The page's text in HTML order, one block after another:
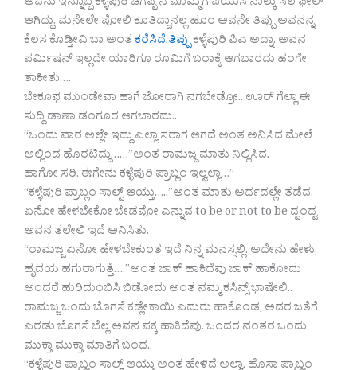
ಅವನು ಇನ್ನೊಬ್ಬ ಕಳ್ಳೆಪುರಿ ಚಿಗಪ್ಪ ನ ಮೊಮ್ಮಗ ಪಿಯುಸಿ ನಾಲ್ಕು ಸಲ ಫೇಲ್
ಆಗಿದ್ದು, ಮನೇಲೇ ಪೋಲಿ ಕೂತಿದ್ದಾನಲ್ಲ ಹೂಂ ಅವನೇ ತಿಪ್ಪು ಅವನನ್ನ
ಕೆಲಸ ಕೊಡ್ತೀವಿ ಬಾ ಅಂತಕರೆಸಿದೆ.ತಿಪ್ಪುಕಳ್ಳೆಪುರಿ ಪಿಎ ಅದ್ನಾ. ಅವನ
ಪರ್ಮಿಷನ್ ಇಲ್ಲದೇ ಯಾರಿಗೂ ರೂಮಿಗೆ ಬರಾಕ್ಕೆ ಆಗಬಾರದು ಹಂಗೇ
ತಾಕೀತು….
ಬೇಕೂಫ ಮುಂಡೇವಾ ಹಾಗೆ ಜೋರಾಗಿ ನಗಬೇಡ್ರೋ.. ಊರ್ ಗೆಲ್ಲಾ ಈ
ಸುದ್ದಿ ಡಾಣಾ ಡಂಗೂರ ಆಗಬಾರದು..
“ಒಂದು ವಾರ ಅಲ್ಲೇ ಇದ್ದು ಎಲ್ಲಾ ಸರಾಗ ಆಗದೆ ಅಂತ ಅನಿಸಿದ ಮೇಲೆ
ಅಲ್ಲಿಂದ ಹೊರಟಿದ್ದು……”ಅಂತ ರಾಮಜ್ಜ ಮಾತು ನಿಲ್ಲಿಸಿದ.
ಹಾಗೋ ಸರಿ. ಈಗೇನು ಕಳ್ಳೆಪುರಿ ಪ್ರಾಬ್ಲಂ ಇಲ್ವಲ್ಲಾ…”
“ಕಳ್ಳೆಪುರಿ ಪ್ರಾಬ್ಲಂ ಸಾಲ್ವ್ ಆಯ್ತು…..”ಅಂತ ಮಾತು ಅರ್ಧದಲ್ಲೇ ತಡೆದ.
ಏನೋ ಹೇಳಬೇಕೋ ಬೇಡವೋ ಎನ್ನುವ to be or not to be ದ್ವಂದ್ವ
ಅವನ ತಲೇಲಿ ಇದೆ ಅನಿಸಿತು.
“ರಾಮಜ್ಜ ಏನೋ ಹೇಳಬೇಕುಂತ ಇದೆ ನಿನ್ನ ಮನಸ್ಸಲ್ಲಿ. ಅದೇನು ಹೇಳು,
ಹೃದಯ ಹಗುರಾಗುತ್ತೆ….”ಅಂತ ಜಾಕ್ ಹಾಕಿದೆವು ಜಾಕ್ ಹಾಕೋದು
ಅಂದರೆ ಹುರಿದುಂಬಿಸಿ ಬಿಡೋದು ಅಂತ ನಮ್ಮ ಕಸಿನ್ಸ್ ಭಾಷೇಲಿ..
ರಾಮಜ್ಜ ಒಂದು ಬೊಗಸೆ ಕಡ್ಲೇಕಾಯಿ ಎದುರು ಹಾಕೊಂಡ, ಅದರ ಜತೆಗೆ
ಎರಡು ಬೊಗಸೆ ಬೆಲ್ಲ ಅವನ ಪಕ್ಕ ಹಾಕಿದೆವು. ಒಂದರ ನಂತರ ಒಂದು
ಮುಕ್ತಾ ಮುಕ್ತಾ ಮಾತಿಗೆ ಬಂದ..